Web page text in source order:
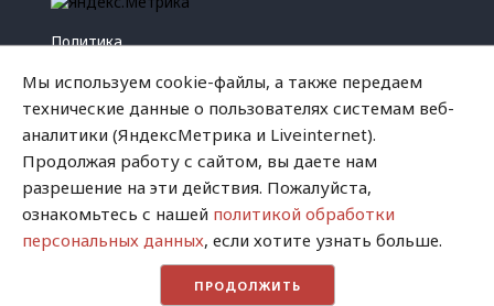
Политика
Криминал
Успех
Хватит это терпеть
Мы используем cookie-файлы, а также передаем
технические данные о пользователях системам веб-
аналитики (ЯндексМетрика и Liveinternet).
Продолжая работу с сайтом, вы даете нам
разрешение на эти действия. Пожалуйста,
ознакомьтесь с нашей политикой обработки
персональных данных, если хотите узнать больше.
ПРОДОЛЖИТЬ